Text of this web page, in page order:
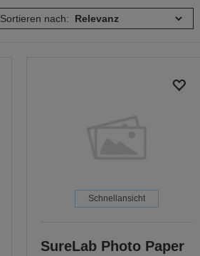
Sortieren nach:
Schnellansicht
SureLab Photo Paper